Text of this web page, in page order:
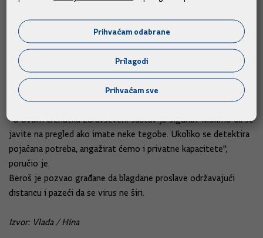
epidemije
Ministar je rekao i kako njegov najveći strah nije financijski
aspekt epidemije, već suočavanje s povećanim
brojem mentalnih i onkoloških bolesti jednom kada epidemija
počinje slabjeti. Stoga je poručio svim građanima da ne
odgađaju preglede.
"U ovom trenutku zdravstveni sustav je siguran. Molimo da se
javite na pregled ako imate neke tegobe. Ukoliko se detektira
pojačana potreba, angažirat ćemo i privatne kapacitete",
poručio je.
Beroš je pozvao građane da blagdane proslave održavajući
distancu i pazeći da se virus ne širi.
Izvor: Vlada / Hina
Prihvaćam odabrane
Prilagodi
Prihvaćam sve